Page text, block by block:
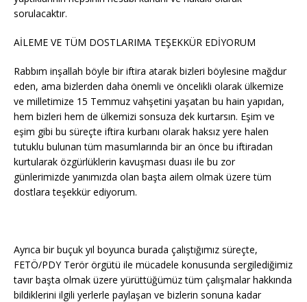
sorulacaktır.
AİLEME VE TÜM DOSTLARIMA TEŞEKKÜR EDİYORUM
Rabbım inşallah böyle bir iftira atarak bizleri böylesine mağdur
eden, ama bizlerden daha önemli ve öncelikli olarak ülkemize
ve milletimize 15 Temmuz vahşetini yaşatan bu hain yapıdan,
hem bizleri hem de ülkemizi sonsuza dek kurtarsın. Eşim ve
eşim gibi bu süreçte iftira kurbanı olarak haksız yere halen
tutuklu bulunan tüm masumlarında bir an önce bu iftiradan
kurtularak özgürlüklerin kavuşması duası ile bu zor
günlerimizde yanımızda olan başta ailem olmak üzere tüm
dostlara teşekkür ediyorum.
Ayrıca bir buçuk yıl boyunca burada çalıştığımız süreçte,
FETÖ/PDY Terör örgütü ile mücadele konusunda sergilediğimiz
tavır başta olmak üzere yürüttüğümüz tüm çalışmalar hakkında
bildiklerini ilgili yerlerle paylaşan ve bizlerin sonuna kadar